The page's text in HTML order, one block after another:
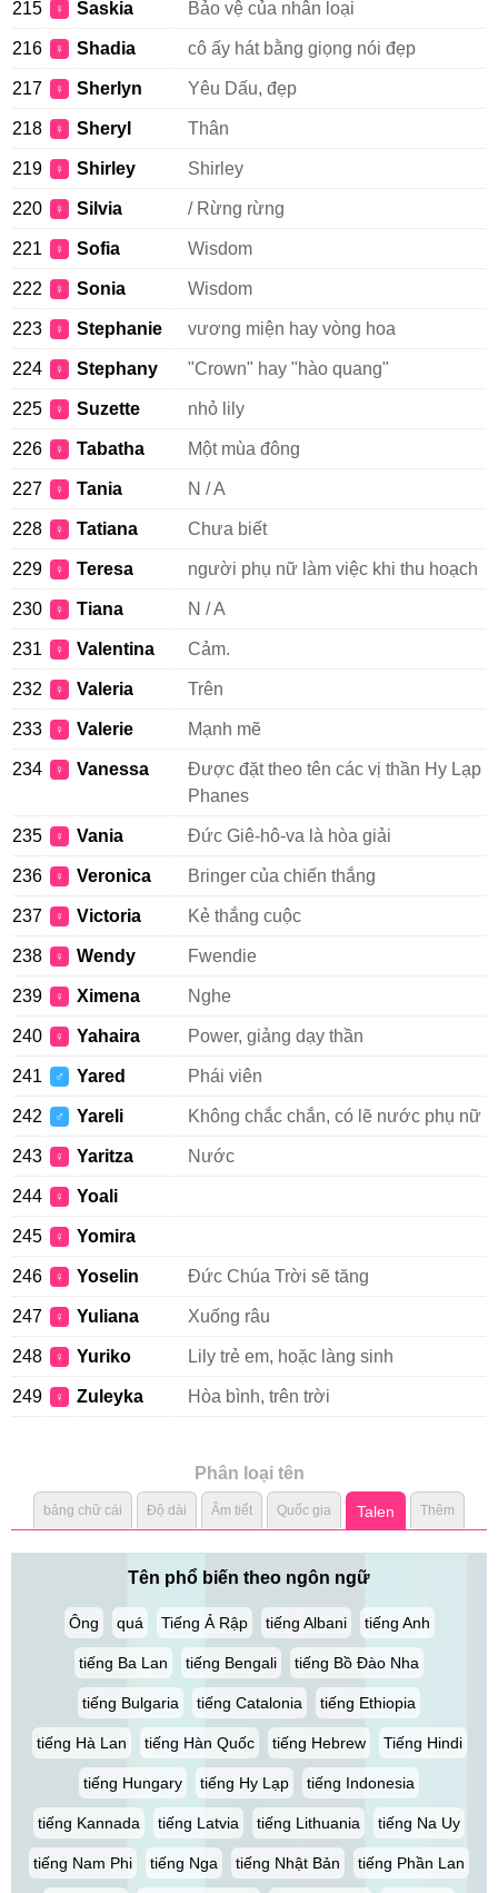
215 ♀ Saskia Bảo vệ của nhân loại
216 ♀ Shadia cô ấy hát bằng giọng nói đẹp
217 ♀ Sherlyn Yêu Dấu, đẹp
218 ♀ Sheryl Thân
219 ♀ Shirley Shirley
220 ♀ Silvia / Rừng rừng
221 ♀ Sofia Wisdom
222 ♀ Sonia Wisdom
223 ♀ Stephanie vương miện hay vòng hoa
224 ♀ Stephany "Crown" hay "hào quang"
225 ♀ Suzette nhỏ lily
226 ♀ Tabatha Một mùa đông
227 ♀ Tania N / A
228 ♀ Tatiana Chưa biết
229 ♀ Teresa người phụ nữ làm việc khi thu hoạch
230 ♀ Tiana N / A
231 ♀ Valentina Cảm.
232 ♀ Valeria Trên
233 ♀ Valerie Mạnh mẽ
234 ♀ Vanessa
Được đặt theo tên các vị thần Hy Lạp
Phanes
235 ♀ Vania Đức Giê-hô-va là hòa giải
236 ♀ Veronica Bringer của chiến thắng
237 ♀ Victoria Kẻ thắng cuộc
238 ♀ Wendy Fwendie
239 ♀ Ximena Nghe
240 ♀ Yahaira Power, giảng dạy thần
241 ♂ Yared Phái viên
242 ♂ Yareli Không chắc chắn, có lẽ nước phụ nữ
243 ♀ Yaritza Nước
244 ♀ Yoali
245 ♀ Yomira
246 ♀ Yoselin Đức Chúa Trời sẽ tăng
247 ♀ Yuliana Xuống râu
248 ♀ Yuriko Lily trẻ em, hoặc làng sinh
249 ♀ Zuleyka Hòa bình, trên trời
Phân loại tên
bảng chữ cái Độ dài Âm tiết Quốc gia Talen Thêm
Tên phổ biến theo ngôn ngữ
Ông quá Tiếng Ả Rập tiếng Albani tiếng Anh
tiếng Ba Lan tiếng Bengali tiếng Bồ Đào Nha
tiếng Bulgaria tiếng Catalonia tiếng Ethiopia
tiếng Hà Lan tiếng Hàn Quốc tiếng Hebrew Tiếng Hindi
tiếng Hungary tiếng Hy Lạp tiếng Indonesia
tiếng Kannada tiếng Latvia tiếng Lithuania tiếng Na Uy
tiếng Nam Phi tiếng Nga tiếng Nhật Bản tiếng Phần Lan